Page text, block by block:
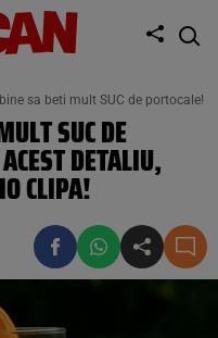
bine sa beti mult SUC de portocale!
SUC DE
DETALIU,
CLIPA!